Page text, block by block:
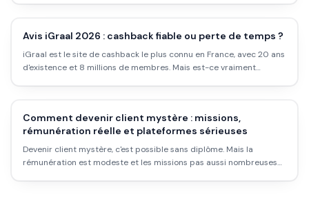
Avis iGraal 2026 : cashback fiable ou perte de temps ?
iGraal est le site de cashback le plus connu en France, avec 20 ans
d'existence et 8 millions de membres. Mais est-ce vraiment
Comment devenir client mystère : missions,
rémunération réelle et plateformes sérieuses
Devenir client mystère, c'est possible sans diplôme. Mais la
rémunération est modeste et les missions pas aussi nombreuses